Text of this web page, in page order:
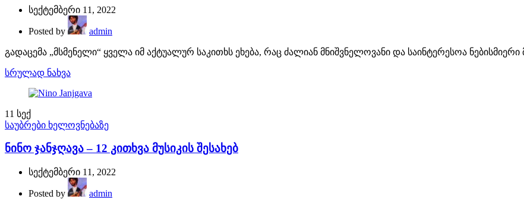
სექტემბერი 11, 2022
Posted by admin
გადაცემა „მსმენელი“ ყველა იმ აქტუალურ საკითხს ეხება, რაც ძალიან მნიშვნელოვანი და საინტერესოა ნებისმიერი
სრულად ნახვა
11 სექ
საუბრები ხელოვნებაზე
ნინო ჯანჯღავა – 12 კითხვა მუსიკის შესახებ
სექტემბერი 11, 2022
Posted by admin